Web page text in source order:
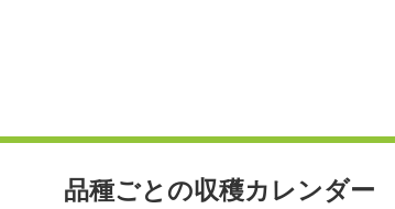
品種ごとの収穫カレンダー